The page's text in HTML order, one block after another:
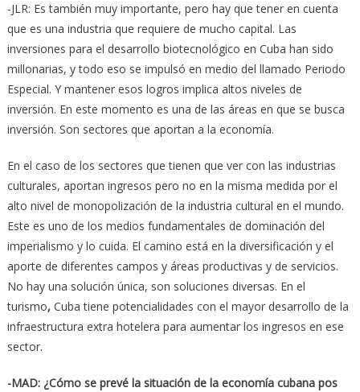
-JLR: Es también muy importante, pero hay que tener en cuenta
que es una industria que requiere de mucho capital. Las
inversiones para el desarrollo biotecnológico en Cuba han sido
millonarias, y todo eso se impulsó en medio del llamado Periodo
Especial. Y mantener esos logros implica altos niveles de
inversión. En este momento es una de las áreas en que se busca
inversión. Son sectores que aportan a la economía.
En el caso de los sectores que tienen que ver con las industrias
culturales, aportan ingresos pero no en la misma medida por el
alto nivel de monopolización de la industria cultural en el mundo.
Este es uno de los medios fundamentales de dominación del
imperialismo y lo cuida. El camino está en la diversificación y el
aporte de diferentes campos y áreas productivas y de servicios.
No hay una solución única, son soluciones diversas. En el
turismo, Cuba tiene potencialidades con el mayor desarrollo de la
infraestructura extra hotelera para aumentar los ingresos en ese
sector.
-MAD: ¿Cómo se prevé la situación de la economía cubana pos